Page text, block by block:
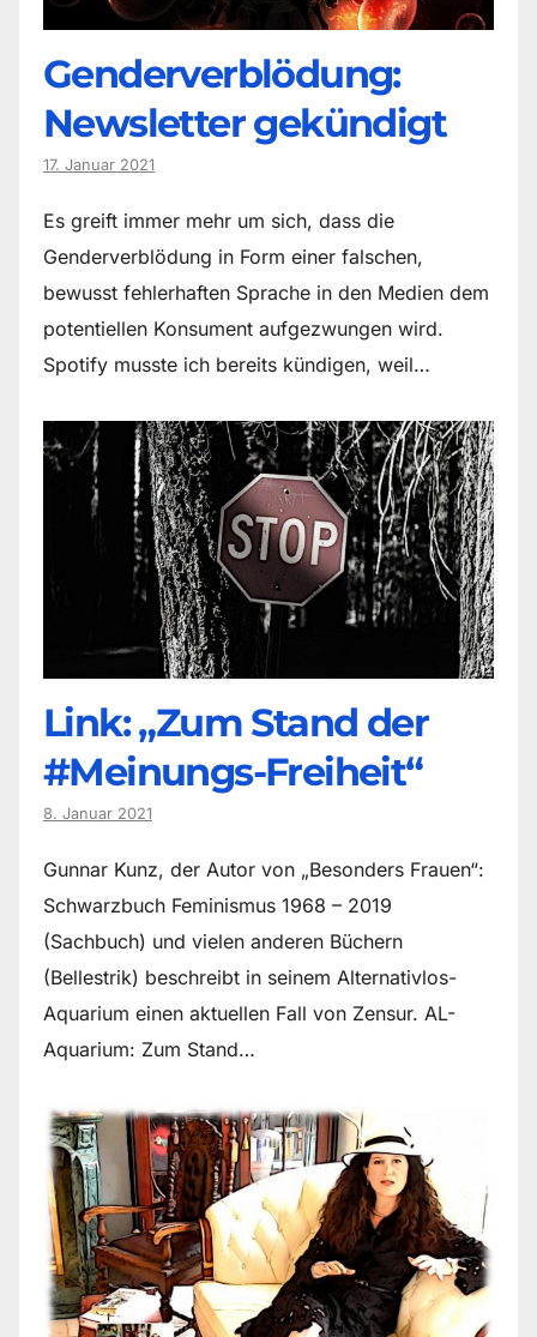
Genderverblödung:
Newsletter gekündigt
17. Januar 2021
Es greift immer mehr um sich, dass die
Genderverblödung in Form einer falschen,
bewusst fehlerhaften Sprache in den Medien dem
potentiellen Konsument aufgezwungen wird.
Spotify musste ich bereits kündigen, weil…
Link: „Zum Stand der
#Meinungs-Freiheit“
8. Januar 2021
Gunnar Kunz, der Autor von „Besonders Frauen“:
Schwarzbuch Feminismus 1968 – 2019
(Sachbuch) und vielen anderen Büchern
(Bellestrik) beschreibt in seinem Alternativlos-
Aquarium einen aktuellen Fall von Zensur. AL-
Aquarium: Zum Stand…